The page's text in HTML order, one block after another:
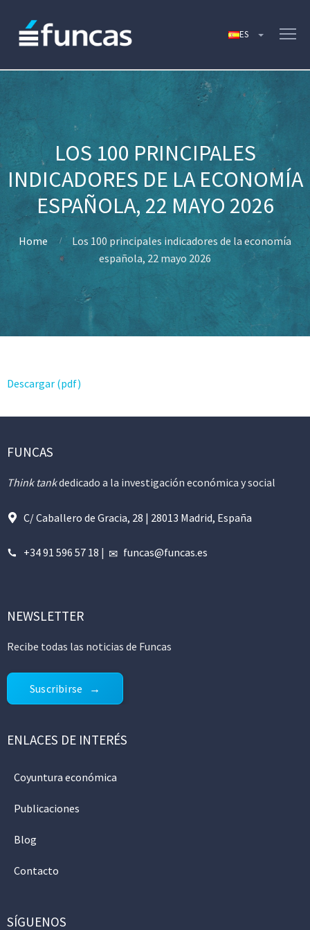
LOS 100 PRINCIPALES
INDICADORES DE LA ECONOMÍA
ESPAÑOLA, 22 MAYO 2026
Home
Los 100 principales indicadores de la economía
española, 22 mayo 2026
Descargar (pdf)
FUNCAS
Think tankdedicado a la investigación económica y social
C/ Caballero de Gracia, 28 | 28013 Madrid, España
+34 91 596 57 18 | funcas@funcas.es
NEWSLETTER
Recibe todas las noticias de Funcas
Suscribirse
ENLACES DE INTERÉS
Coyuntura económica
Publicaciones
Blog
Contacto
SÍGUENOS